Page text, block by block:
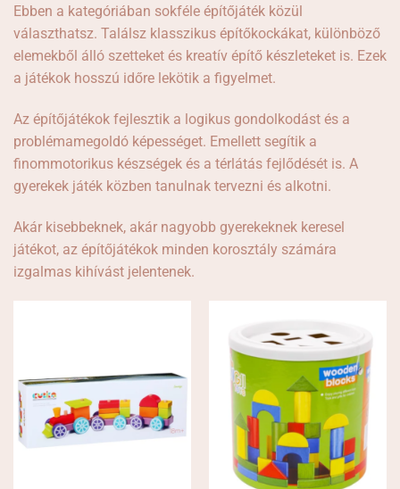
Ebben a kategóriában sokféle építőjáték közül
választhatsz. Találsz klasszikus építőkockákat, különböző
elemekből álló szetteket és kreatív építő készleteket is. Ezek
a játékok hosszú időre lekötik a figyelmet.
Az építőjátékok fejlesztik a logikus gondolkodást és a
problémamegoldó képességet. Emellett segítik a
finommotorikus készségek és a térlátás fejlődését is. A
gyerekek játék közben tanulnak tervezni és alkotni.
Akár kisebbeknek, akár nagyobb gyerekeknek keresel
játékot, az építőjátékok minden korosztály számára
izgalmas kihívást jelentenek.